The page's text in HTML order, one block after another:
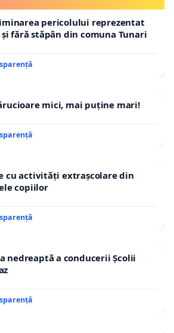
pericolului reprezentat
fără stăpân din comuna Tunari
mici, mai puține mari!
cu activități extrașcolare din
copiilor
nedreaptă a conducerii Școlii